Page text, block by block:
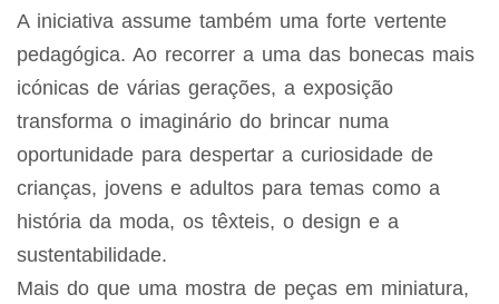
A iniciativa assume também uma forte vertente
pedagógica. Ao recorrer a uma das bonecas mais
icónicas de várias gerações, a exposição
transforma o imaginário do brincar numa
oportunidade para despertar a curiosidade de
crianças, jovens e adultos para temas como a
história da moda, os têxteis, o design e a
sustentabilidade.
Mais do que uma mostra de peças em miniatura,